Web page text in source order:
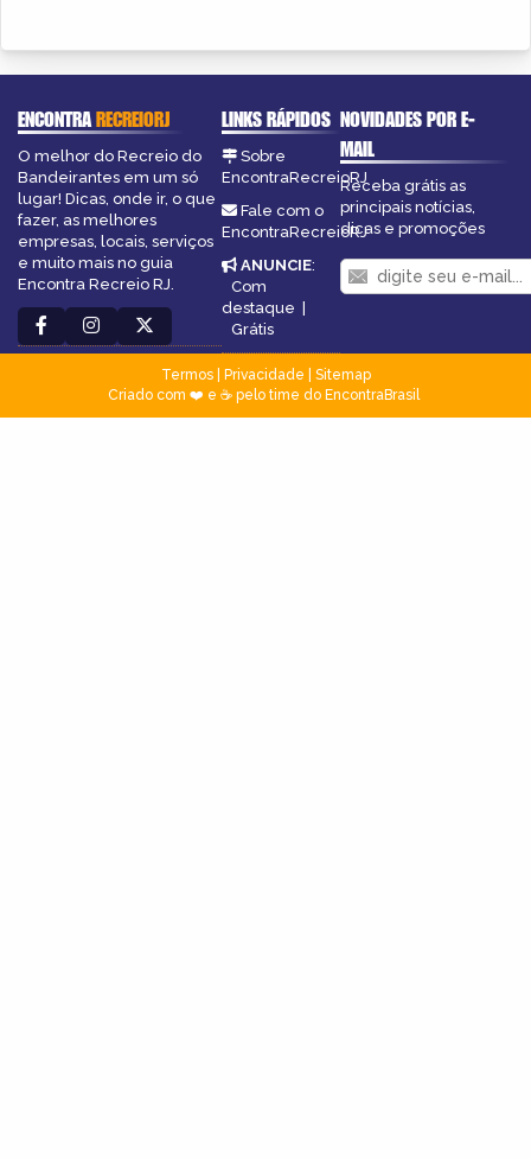
ENCONTRARECREIORJ
O melhor do Recreio do
Bandeirantes em um só
lugar! Dicas, onde ir, o que
fazer, as melhores
empresas, locais, serviços
e muito mais no guia
Encontra Recreio RJ.
LINKS RÁPIDOS
Sobre
EncontraRecreioRJ
Fale com o
EncontraRecreioRJ
ANUNCIE:
Com
destaque |
Grátis
NOVIDADES POR E-
MAIL
Receba grátis as
principais notícias,
dicas e promoções
Termos| Privacidade
Sitemap
Criado com ❤️ e ☕ pelo time do EncontraBrasil